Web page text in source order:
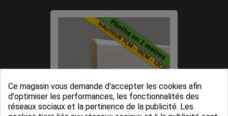
Ce magasin vous demande d'accepter les cookies afin
d'optimiser les performances, les fonctionnalités des
réseaux sociaux et la pertinence de la publicité. Les